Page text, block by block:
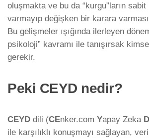
oluşmakta ve bu da “kurgu”ların
varmayıp değişken bir karara
Bu gelişmeler ışığında ilerleyen
psikoloji” kavramı ile tanışırsak
gerekir.
Peki CEYD nedir?
CEYD dili (CEnker.com Yapay Zeka D
ile karşılıklı konuşmayı sağlayan,